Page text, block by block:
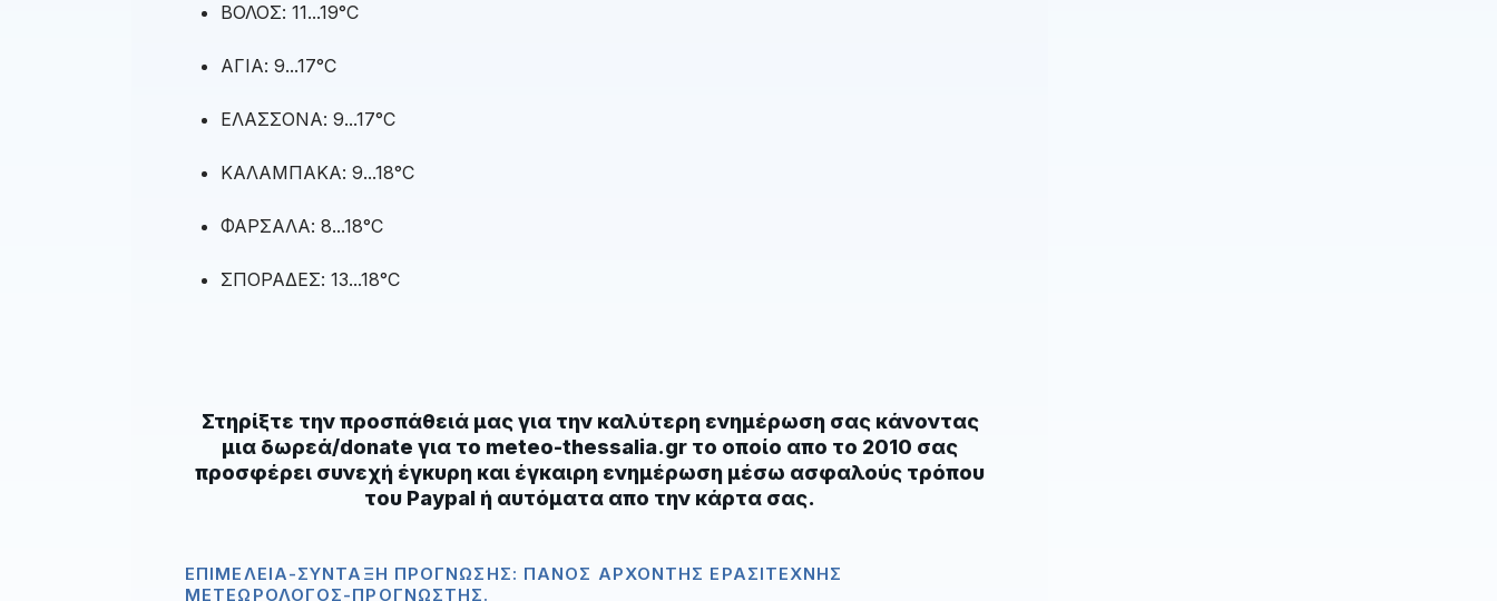
ΒΟΛΟΣ: 11...19°C
ΑΓΙΑ: 9...17°C
ΕΛΑΣΣΟΝΑ: 9...17°C
ΚΑΛΑΜΠΑΚΑ: 9...18°C
ΦΑΡΣΑΛΑ: 8...18°C
ΣΠΟΡΑΔΕΣ: 13...18°C
Στηρίξτε την προσπάθειά μας για την καλύτερη ενημέρωση σας κάνοντας
μια δωρεά/donate για το meteo-thessalia.gr το οποίο απο το 2010 σας
προσφέρει συνεχή έγκυρη και έγκαιρη ενημέρωση μέσω ασφαλούς τρόπου
του Paypal ή αυτόματα απο την κάρτα σας.
ΕΠΙΜΈΛΕΙΑ-ΣΎΝΤΑΞΗ ΠΡΌΓΝΩΣΗΣ: ΠΆΝΟΣ ΑΡΧΟΝΤΉΣ ΕΡΑΣΙΤΈΧΝΗΣ
ΜΕΤΕΩΡΟΛΌΓΟΣ-ΠΡΟΓΝΏΣΤΗΣ.